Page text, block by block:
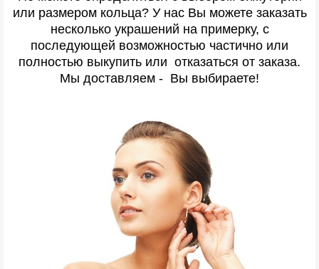
или размером кольца? У нас Вы можете заказать
несколько украшений на примерку, с
последующей возможностью частично или
полностью выкупить или отказаться от заказа.
Мы доставляем - Вы выбираете!